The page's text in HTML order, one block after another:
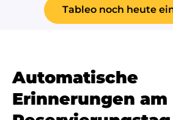
Tableo noch heute
Automatische
Erinnerungen am